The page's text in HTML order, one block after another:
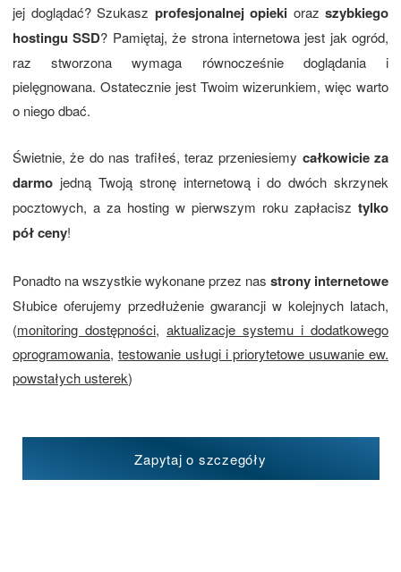
jej doglądać? Szukasz profesjonalnej opieki oraz szybkiego
hostingu SSD? Pamiętaj, że strona internetowa jest jak ogród,
raz stworzona wymaga równocześnie doglądania i
pielęgnowana. Ostatecznie jest Twoim wizerunkiem, więc warto
o niego dbać.
Świetnie, że do nas trafiłeś, teraz przeniesiemy całkowicie za
darmo jedną Twoją stronę internetową i do dwóch skrzynek
pocztowych, a za hosting w pierwszym roku zapłacisz tylko
pół ceny!
Ponadto na wszystkie wykonane przez nas strony internetowe
Słubice oferujemy przedłużenie gwarancji w kolejnych latach,
(monitoring dostępności, aktualizacje systemu i dodatkowego
oprogramowania, testowanie usługi i priorytetowe usuwanie ew.
powstałych usterek)
Zapytaj o szczegóły